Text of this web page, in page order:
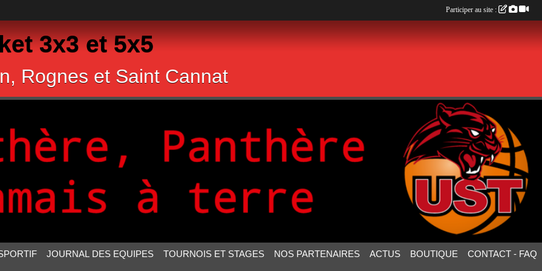
3x3 et 5x5
Rognes et Saint Cannat
JOURNAL DES EQUIPES TOURNOIS ET STAGES NOS PARTENAIRES ACTUS BOUTIQUE CONTACT - FAQ
Participer au site :